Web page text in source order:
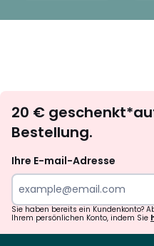
20 €
Bestellung.
Ihre E-mail-Adresse
Sie haben bereits ein Kundenkonto?
Ihrem persönlichen Konto, indem Sie